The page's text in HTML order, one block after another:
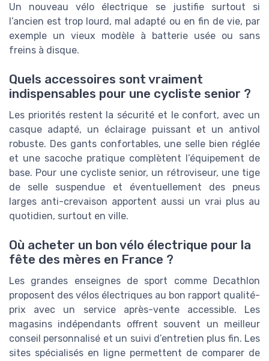
Un nouveau vélo électrique se justifie surtout si
l’ancien est trop lourd, mal adapté ou en fin de vie, par
exemple un vieux modèle à batterie usée ou sans
freins à disque.
Quels accessoires sont vraiment
indispensables pour une cycliste senior ?
Les priorités restent la sécurité et le confort, avec un
casque adapté, un éclairage puissant et un antivol
robuste. Des gants confortables, une selle bien réglée
et une sacoche pratique complètent l’équipement de
base. Pour une cycliste senior, un rétroviseur, une tige
de selle suspendue et éventuellement des pneus
larges anti-crevaison apportent aussi un vrai plus au
quotidien, surtout en ville.
Où acheter un bon vélo électrique pour la
fête des mères en France ?
Les grandes enseignes de sport comme Decathlon
proposent des vélos électriques au bon rapport qualité-
prix avec un service après-vente accessible. Les
magasins indépendants offrent souvent un meilleur
conseil personnalisé et un suivi d’entretien plus fin. Les
sites spécialisés en ligne permettent de comparer de